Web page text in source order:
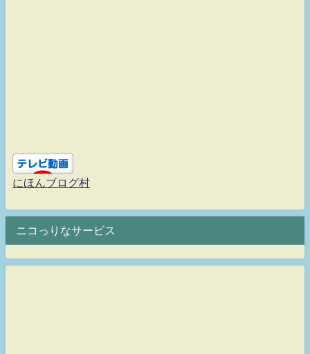
にほんブログ村
ニコっりなサービス